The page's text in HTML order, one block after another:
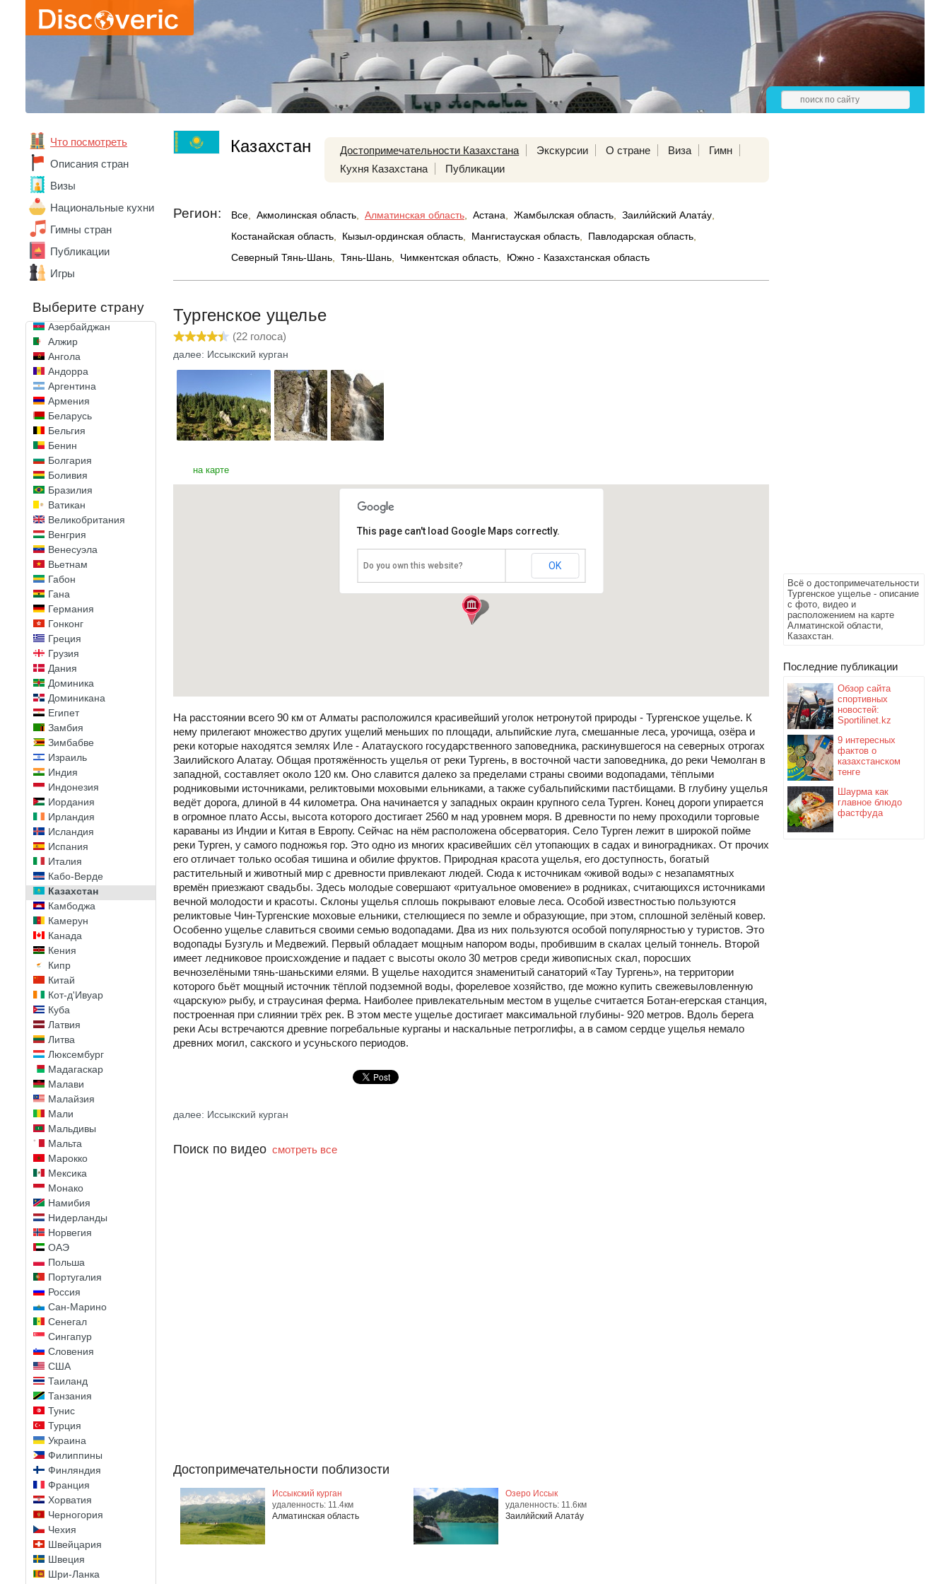
Что посмотреть
Описания стран
Визы
Национальные кухни
Гимны стран
Публикации
Игры
Выберите страну
Абхазия
Австрия
Азербайджан
Алжир
Ангола
Андорра
Аргентина
Армения
Беларусь
Бельгия
Бенин
Болгария
Боливия
Бразилия
Ватикан
Великобритания
Венгрия
Венесуэла
Вьетнам
Габон
Гана
Германия
Гонконг
Греция
Грузия
Дания
Доминика
Доминикана
Египет
Замбия
Зимбабве
Израиль
Индия
Индонезия
Иордания
Ирландия
Исландия
Испания
Италия
Кабо-Верде
Казахстан
Камбоджа
Камерун
Канада
Кения
Кипр
Китай
Кот-д'Ивуар
Куба
Латвия
Литва
Люксембург
Мадагаскар
Малави
Малайзия
Мали
Мальдивы
Мальта
Марокко
Мексика
Монако
Намибия
Нидерланды
Норвегия
ОАЭ
Польша
Португалия
Россия
Сан-Марино
Сенегал
Сингапур
Словения
США
Таиланд
Танзания
Тунис
Турция
Украина
Филиппины
Финляндия
Франция
Хорватия
Черногория
Чехия
Швейцария
Швеция
Шри-Ланка
Всё о достопримечательности
Тургенское ущелье - описание
с фото, видео и
расположением на карте
Алматинской области,
Казахстан.
Последние публикации
Обзор сайта
спортивных
новостей:
Sportilinet.kz
9 интересных
фактов о
казахстанском
тенге
Шаурма как
главное блюдо
фастфуда
Казахстан Достопримечательности Казахстана Экскурсии О стране Виза
Гимн
Кухня Казахстана
Публикации
Регион: Все Акмолинская область Алматинская область Астана Жамбылская область Заили́йский Алата́у
Костанайская область
Кызыл-ординская область Мангистауская область Павлодарская область
Северный Тянь-Шань
Тянь-Шань Чимкентская область Южно - Казахстанская область
Тургенское ущелье
(22 голоса)
далее: Иссыкский курган
на карте
Казахстан, Алматинская
This page can't load Google Maps correctly.
Do you own this website? OK
На расстоянии всего 90 км от Алматы расположился красивейший уголок нетронутой природы - Тургенское ущелье. К
нему прилегают множество других ущелий меньших по площади, альпийские луга, смешанные леса, урочища, озёра и
реки которые находятся землях Иле - Алатауского государственного заповедника, раскинувшегося на северных отрогах
Заилийского Алатау. Общая протяжённость ущелья от реки Тургень, в восточной части заповедника, до реки Чемолган в
западной, составляет около 120 км. Оно славится далеко за пределами страны своими водопадами, тёплыми
родниковыми источниками, реликтовыми моховыми ельниками, а также субальпийскими пастбищами. В глубину ущелья
ведёт дорога, длиной в 44 километра. Она начинается у западных окраин крупного села Турген. Конец дороги упирается
в огромное плато Ассы, высота которого достигает 2560 м над уровнем моря. В древности по нему проходили торговые
караваны из Индии и Китая в Европу. Сейчас на нём расположена обсерватория. Село Турген лежит в широкой пойме
реки Турген, у самого подножья гор. Это одно из многих красивейших сёл утопающих в садах и виноградниках. От прочих
его отличает только особая тишина и обилие фруктов. Природная красота ущелья, его доступность, богатый
растительный и животный мир с древности привлекают людей. Сюда к источникам «живой воды» с незапамятных
времён приезжают свадьбы. Здесь молодые совершают «ритуальное омовение» в родниках, считающихся источниками
вечной молодости и красоты. Склоны ущелья сплошь покрывают еловые леса. Особой известностью пользуются
реликтовые Чин-Тургенские моховые ельники, стелющиеся по земле и образующие, при этом, сплошной зелёный ковер.
Особенно ущелье славиться своими семью водопадами. Два из них пользуются особой популярностью у туристов. Это
водопады Бузгуль и Медвежий. Первый обладает мощным напором воды, пробившим в скалах целый тоннель. Второй
имеет ледниковое происхождение и падает с высоты около 30 метров среди живописных скал, поросших
вечнозелёными тянь-шаньскими елями. В ущелье находится знаменитый санаторий «Тау Тургень», на территории
которого бьёт мощный источник тёплой подземной воды, форелевое хозяйство, где можно купить свежевыловленную
«царскую» рыбу, и страусиная ферма. Наиболее привлекательным местом в ущелье считается Ботан-егерская станция,
построенная при слиянии трёх рек. В этом месте ущелье достигает максимальной глубины- 920 метров. Вдоль берега
реки Асы встречаются древние погребальные курганы и наскальные петроглифы, а в самом сердце ущелья немало
древних могил, сакского и усуньского периодов.
далее: Иссыкский курган
Поиск по видео смотреть все
Достопримечательности поблизости
Иссыкский курган
удаленность: 11.4км
Алматинская область
Озеро Иссык
удаленность: 11.6км
Заили́йский Алата́у